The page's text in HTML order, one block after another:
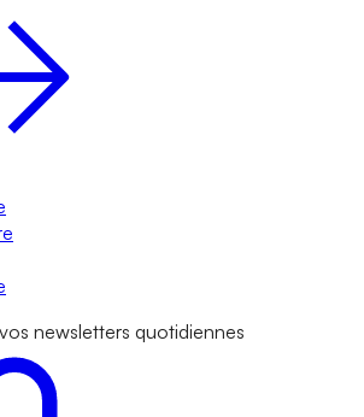
newsletters quotidiennes